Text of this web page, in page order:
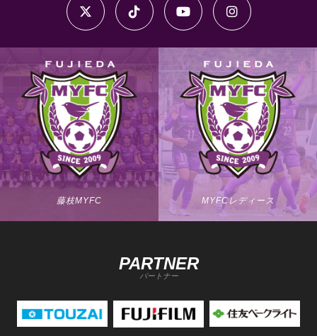
藤枝MYFC MYFCレディース
PARTNER
パートナー